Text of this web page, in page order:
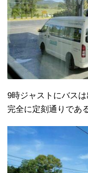
9時ジャストにバスは
完全に定刻通りであ